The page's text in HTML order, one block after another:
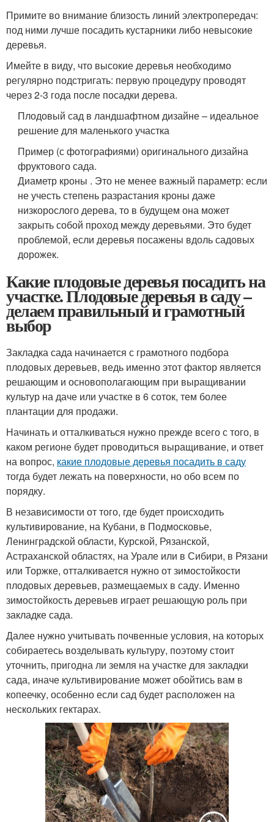
Примите во внимание близость линий электропередач:
под ними лучше посадить кустарники либо невысокие
деревья.
Имейте в виду, что высокие деревья необходимо
регулярно подстригать: первую процедуру проводят
через 2-3 года после посадки дерева.
Плодовый сад в ландшафтном дизайне – идеальное
решение для маленького участка
Пример (с фотографиями) оригинального дизайна
фруктового сада.
Диаметр кроны . Это не менее важный параметр: если
не учесть степень разрастания кроны даже
низкорослого дерева, то в будущем она может
закрыть собой проход между деревьями. Это будет
проблемой, если деревья посажены вдоль садовых
дорожек.
Какие плодовые деревья посадить на
участке. Плодовые деревья в саду –
делаем правильный и грамотный
выбор
Закладка сада начинается с грамотного подбора
плодовых деревьев, ведь именно этот фактор является
решающим и основополагающим при выращивании
культур на даче или участке в 6 соток, тем более
плантации для продажи.
Начинать и отталкиваться нужно прежде всего с того, в
каком регионе будет проводиться выращивание, и ответ
на вопрос, какие плодовые деревья посадить в саду
тогда будет лежать на поверхности, но обо всем по
порядку.
В независимости от того, где будет происходить
культивирование, на Кубани, в Подмосковье,
Ленинградской области, Курской, Рязанской,
Астраханской областях, на Урале или в Сибири, в Рязани
или Торжке, отталкивается нужно от зимостойкости
плодовых деревьев, размещаемых в саду. Именно
зимостойкость деревьев играет решающую роль при
закладке сада.
Далее нужно учитывать почвенные условия, на которых
собираетесь возделывать культуру, поэтому стоит
уточнить, пригодна ли земля на участке для закладки
сада, иначе культивирование может обойтись вам в
копеечку, особенно если сад будет расположен на
нескольких гектарах.